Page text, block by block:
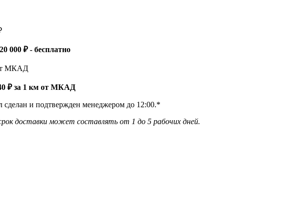
000 ₽ - бесплатно
МКАД
₽ за 1 км от МКАД
сделан и подтвержден менеджером до 12:00.*
доставки может составлять от 1 до 5 рабочих дней.